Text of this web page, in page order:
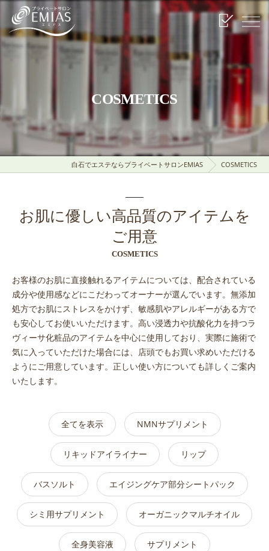
COSMETICS
白石でエステならプライベートサロンEMIAS COSMETICS
お肌に優しい高品質のアイテムを
ご用意
COSMETICS
お客様のお肌に直接触れるアイテムについては、配合されている
成分や使用感などにこだわってオーナーが選んでいます。無添加
処方でお肌にストレスをかけず、敏感肌やアレルギーがある方で
も安心してお使いいただけます。高い浸透力や抗酸化力を持つラ
ヴィーサ化粧品のアイテムを中心に使用しており、実際に施術で
気に入っていただけた場合には、店頭でもお買い求めいただける
ようにご用意しています。正しい使い方についても詳しくご案内
いたします。
全てを表示 NMNサプリメント
リキッドアイライナー リップ
バスソルト エイジングケア部分シートパック
シミ用サプリメント オーガニックマルチオイル
全身美容液 サプリメント